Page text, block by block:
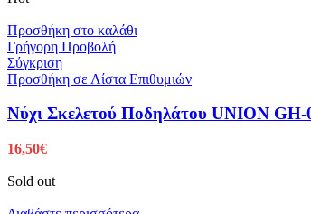
Προσθήκη στο καλάθι
Γρήγορη Προβολή
Σύγκριση
Προσθήκη σε Λίστα Επιθυμιών
Νύχι Σκελετού Ποδηλάτου UNION GH-
16,50€
Sold out